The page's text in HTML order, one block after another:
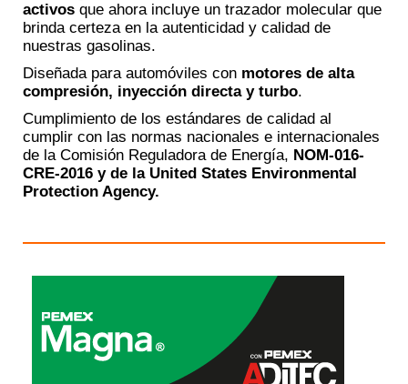
activos que ahora incluye un trazador molecular que
brinda certeza en la autenticidad y calidad de
nuestras gasolinas.
Diseñada para automóviles con motores de alta
compresión, inyección directa y turbo.
Cumplimiento de los estándares de calidad al
cumplir con las normas nacionales e internacionales
de la Comisión Reguladora de Energía, NOM-016-
CRE-2016 y de la United States Environmental
Protection Agency.